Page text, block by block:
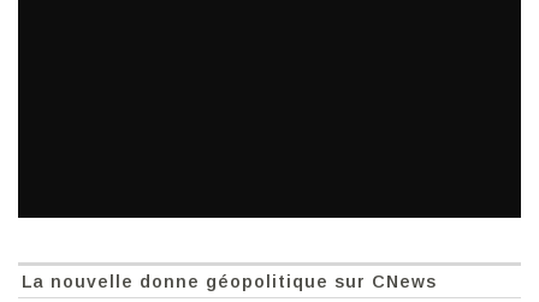
La nouvelle donne géopolitique sur CNews